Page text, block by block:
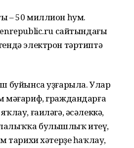
– 50 миллион һум.
сайтындағы
электрон тәртиптә
буйынса уҙғарыла. Улар
мәғариф, граждандарға
ғаиләгә, әсәлеккә,
булышлыҡ итеү,
тарихи хәтерҙе һаҡлау,